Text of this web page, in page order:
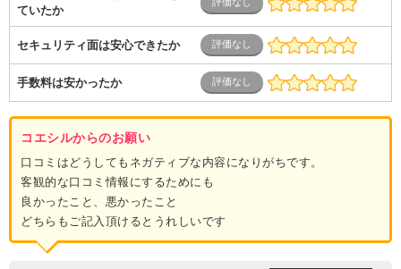
ていたか
セキュリティ面は安心できたか
手数料は安かったか
コエシルからのお願い
口コミはどうしてもネガティブな内容になりがちです。
客観的な口コミ情報にするためにも
良かったこと、悪かったこと
どちらもご記入頂けるとうれしいです